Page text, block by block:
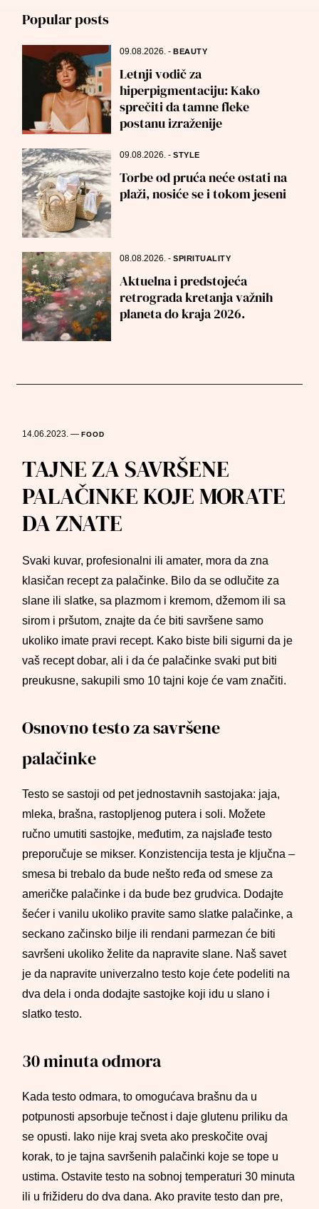
Popular posts
09.08.2026.-BEAUTY
Letnji vodič za
hiperpigmentaciju: Kako
sprečiti da tamne fleke
postanu izraženije
09.08.2026.-STYLE
Torbe od pruća neće ostati na
plaži, nosiće se i tokom jeseni
08.08.2026.-SPIRITUALITY
Aktuelna i predstojeća
retrograda kretanja važnih
planeta do kraja 2026.
14.06.2023.—FOOD
TAJNE ZA SAVRŠENE
PALAČINKE KOJE MORATE
DA ZNATE
Svaki kuvar, profesionalni ili amater, mora da zna
klasičan recept za palačinke. Bilo da se odlučite za
slane ili slatke, sa plazmom i kremom, džemom ili sa
sirom i pršutom, znajte da će biti savršene samo
ukoliko imate pravi recept. Kako biste bili sigurni da je
vaš recept dobar, ali i da će palačinke svaki put biti
preukusne, sakupili smo 10 tajni koje će vam značiti.
Osnovno testo za savršene
palačinke
Testo se sastoji od pet jednostavnih sastojaka: jaja,
mleka, brašna, rastopljenog putera i soli. Možete
ručno umutiti sastojke, međutim, za najslađe testo
preporučuje se mikser. Konzistencija testa je ključna –
smesa bi trebalo da bude nešto ređa od smese za
američke palačinke i da bude bez grudvica. Dodajte
šećer i vanilu ukoliko pravite samo slatke palačinke, a
seckano začinsko bilje ili rendani parmezan će biti
savršeni ukoliko želite da napravite slane. Naš savet
je da napravite univerzalno testo koje ćete podeliti na
dva dela i onda dodajte sastojke koji idu u slano i
slatko testo.
30 minuta odmora
Kada testo odmara, to omogućava brašnu da u
potpunosti apsorbuje tečnost i daje glutenu priliku da
se opusti. Iako nije kraj sveta ako preskočite ovaj
korak, to je tajna savršenih palačinki koje se tope u
ustima. Ostavite testo na sobnoj temperaturi 30 minuta
ili u frižideru do dva dana. Ako pravite testo dan pre,